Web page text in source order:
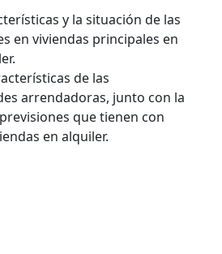
y la situación de las
en viviendas principales en
de las
arrendadoras, junto con la
que tienen con
en alquiler.